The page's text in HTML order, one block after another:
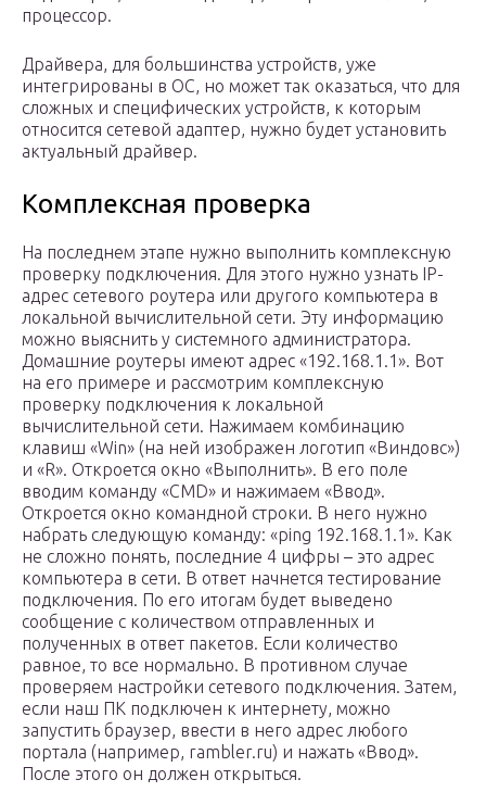
процессор.
Драйвера, для большинства устройств, уже
интегрированы в ОС, но может так оказаться, что для
сложных и специфических устройств, к которым
относится сетевой адаптер, нужно будет установить
актуальный драйвер.
Комплексная проверка
На последнем этапе нужно выполнить комплексную
проверку подключения. Для этого нужно узнать IP-
адрес сетевого роутера или другого компьютера в
локальной вычислительной сети. Эту информацию
можно выяснить у системного администратора.
Домашние роутеры имеют адрес «192.168.1.1». Вот
на его примере и рассмотрим комплексную
проверку подключения к локальной
вычислительной сети. Нажимаем комбинацию
клавиш «Win» (на ней изображен логотип «Виндовс»)
и «R». Откроется окно «Выполнить». В его поле
вводим команду «CMD» и нажимаем «Ввод».
Откроется окно командной строки. В него нужно
набрать следующую команду: «ping 192.168.1.1». Как
не сложно понять, последние 4 цифры – это адрес
компьютера в сети. В ответ начнется тестирование
подключения. По его итогам будет выведено
сообщение с количеством отправленных и
полученных в ответ пакетов. Если количество
равное, то все нормально. В противном случае
проверяем настройки сетевого подключения. Затем,
если наш ПК подключен к интернету, можно
запустить браузер, ввести в него адрес любого
портала (например, rambler.ru) и нажать «Ввод».
После этого он должен открыться.